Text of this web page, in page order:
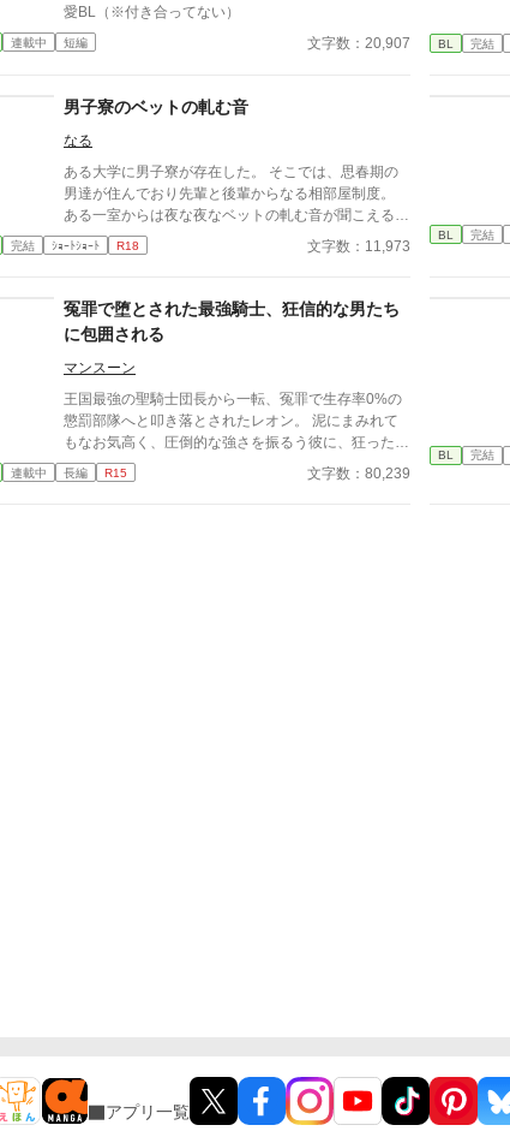
愛BL（※付き合ってない）
連載中 短編 文字数：20,907 BL 完結
男子寮のベットの軋む音
なる
ある大学に男子寮が存在した。 そこでは、思春期の
男達が住んでおり先輩と後輩からなる相部屋制度。
ある一室からは夜な夜なベットの軋む音が聞こえる。
女子禁制の禁断の場所。
完結 ｼｮｰﾄｼｮｰﾄ R18 文字数：11,973
BL 完結
冤罪で堕とされた最強騎士、狂信的な男たち
に包囲される
マンスーン
​王国最強の聖騎士団長から一転、冤罪で生存率0%の
懲罰部隊へと叩き落とされたレオン。 泥にまみれて
もなお気高く、圧倒的な強さを振るう彼に、狂った執
着を抱く男たちが集結する。
連載中 長編 R15 文字数：80,239
BL 完結
アプリ一覧